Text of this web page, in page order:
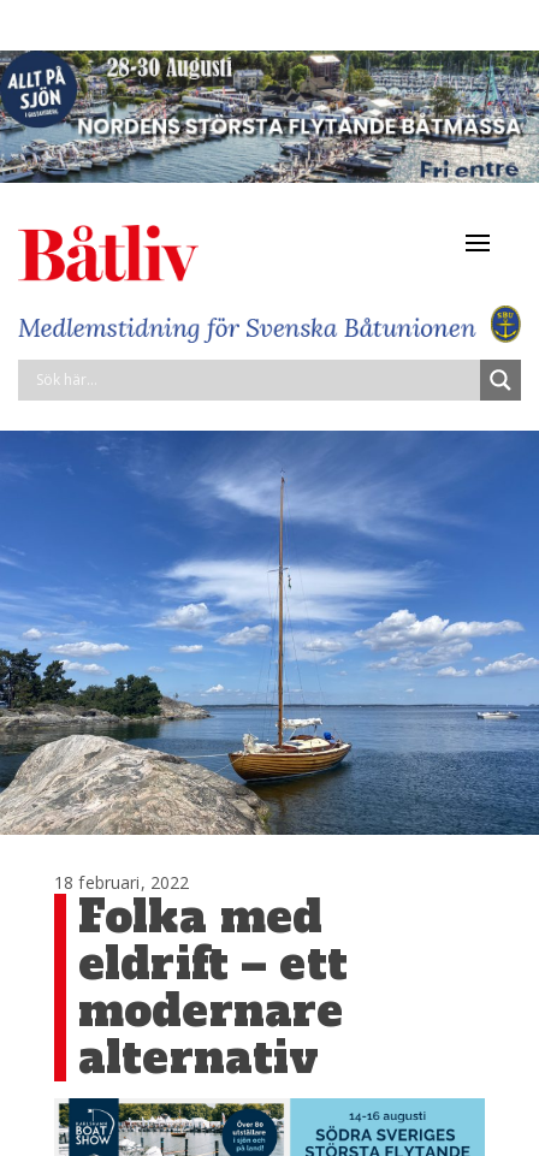
18 februari, 2022
Folka med
eldrift – ett
modernare
alternativ